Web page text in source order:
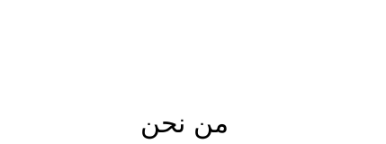
من نحن